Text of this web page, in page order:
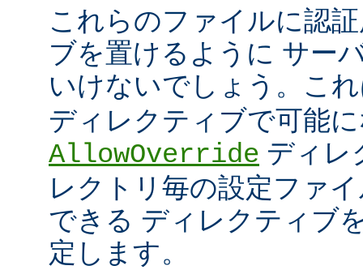
これらのファイルに認
ブを置けるように サー
いけないでしょう。こ
ディレクティブで可能
AllowOverride ディレ
レクトリ毎の設定ファ
できる ディレクティブ
定します。